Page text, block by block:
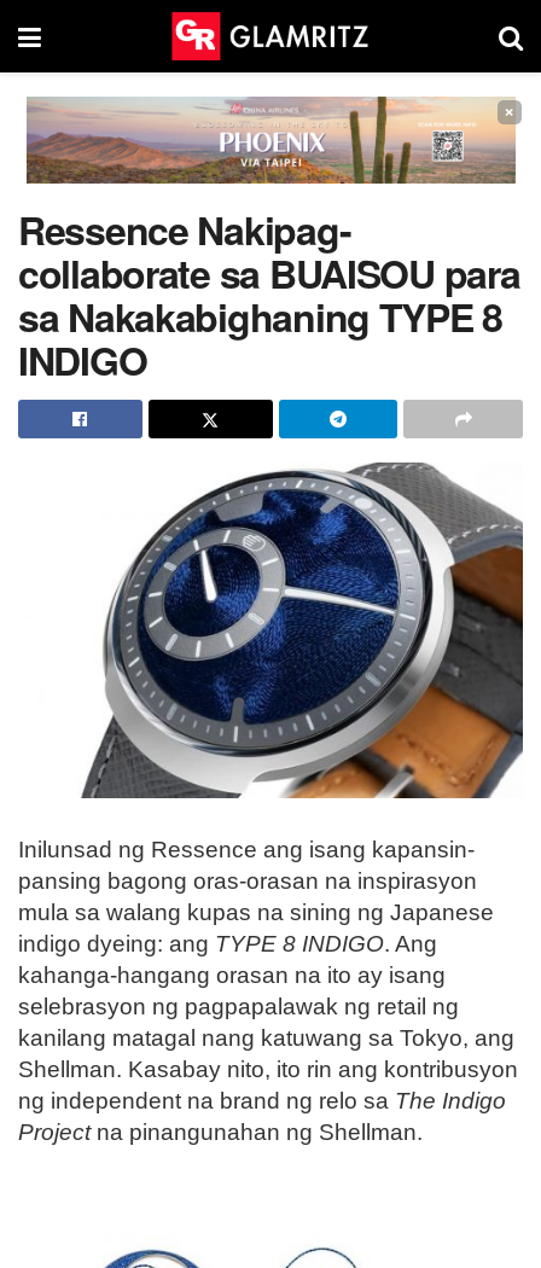
×
Ressence Nakipag-
collaborate sa BUAISOU para
sa Nakakabighaning TYPE 8
INDIGO
Inilunsad ng Ressence ang isang kapansin-
pansing bagong oras-orasan na inspirasyon
mula sa walang kupas na sining ng Japanese
indigo dyeing: ang TYPE 8 INDIGO. Ang
kahanga-hangang orasan na ito ay isang
selebrasyon ng pagpapalawak ng retail ng
kanilang matagal nang katuwang sa Tokyo, ang
Shellman. Kasabay nito, ito rin ang kontribusyon
ng independent na brand ng relo sa The Indigo
Projectna pinangunahan ng Shellman.